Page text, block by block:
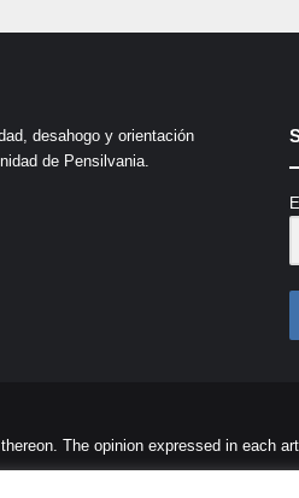
desahogo y orientación
de Pensilvania.
The opinion expressed in each